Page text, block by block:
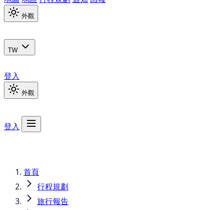
外觀
TW
登入
外觀
登入
首頁
行程規劃
旅行報告